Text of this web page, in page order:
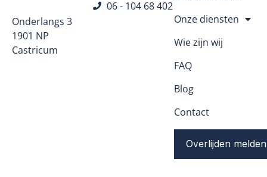
Onderlangs 3
1901 NP
Castricum
06 - 104 68 402
Onze diensten
Wie zijn wij
FAQ
Blog
Contact
Overlijden melden